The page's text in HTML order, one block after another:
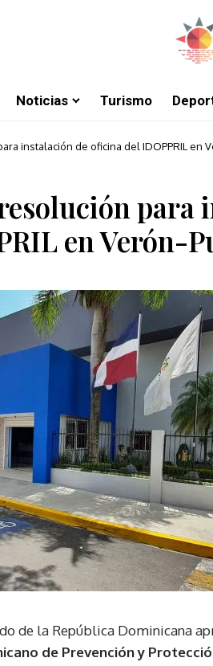
Noticias Turismo
instalación de oficina del IDOPPRIL en
para
en Verón-
de la República Dominicana
de Prevención y